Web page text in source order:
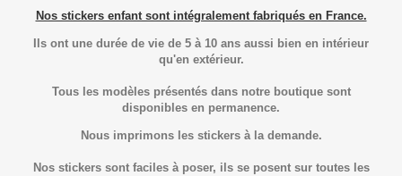
Nos stickers enfant sont intégralement fabriqués en France.
Ils ont une durée de vie de 5 à 10 ans aussi bien en intérieur
qu'en extérieur.
Tous les modèles présentés dans notre boutique sont
disponibles en permanence.
Nous imprimons les stickers à la demande.
Nos stickers sont faciles à poser, ils se posent sur toutes les